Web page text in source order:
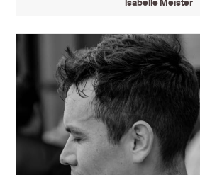
Isabelle Meister